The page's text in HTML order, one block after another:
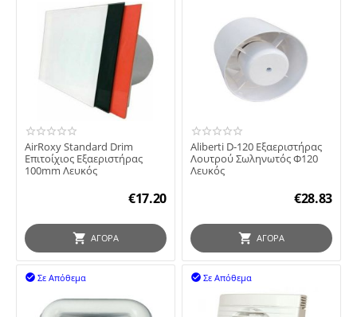
AirRoxy Standard Drim
Επιτοίχιος Εξαεριστήρας
100mm Λευκός
€17.20
ΑΓΟΡΆ
Aliberti D-120 Εξαεριστήρας
Λουτρού Σωληνωτός Φ120
Λευκός
€28.83
ΑΓΟΡΆ
Σε Απόθεμα
 Σε Απόθεμα
